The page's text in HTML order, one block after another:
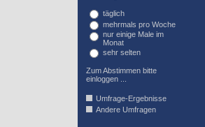
täglich
mehrmals pro Woche
nur einige Male im
Monat
sehr selten
Zum Abstimmen bitte
einloggen ...
Umfrage-Ergebnisse
Andere Umfragen